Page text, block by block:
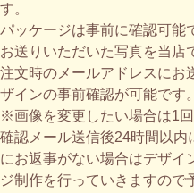
す。
パッケージは事前に確認可能
お送りいただいた写真を当店
注文時のメールアドレスにお
ザインの事前確認が可能です。
※画像を変更したい場合は1
確認メール送信後24時間以
にお返事がない場合はデザイ
ジ制作を行っていきますので